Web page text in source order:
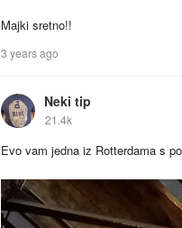
Majki sretno!!
3 years ago
Neki tip
21.4k
Evo vam jedna iz Rotterdama s